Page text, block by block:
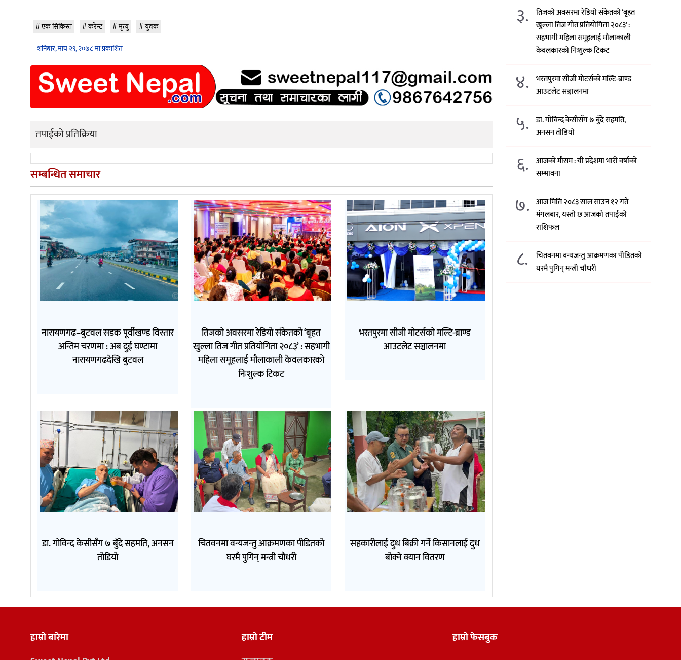
एक सिकिस्त करेन्ट मृत्यु
युवक
शनिबार, माघ २९, २०७८ मा प्रकाशित
तपाईको प्रतिक्रिया
सम्बन्धित समाचार
नारायणगढ–बुटवल सडक पूर्वीखण्ड विस्तार
अन्तिम चरणमा : अब दुई घण्टामा
नारायणगढदेखि बुटवल
तिजको अवसरमा रेडियो संकेतको ‘बृहत
खुल्ला तिज गीत प्रतियोगिता २०८३’ : सहभागी
महिला समूहलाई मौलाकाली केवलकारको
निःशुल्क टिकट
भरतपुरमा सीजी मोटर्सको मल्टि-ब्राण्ड
आउटलेट सञ्चालनमा
डा. गोविन्द केसीसँग ७ बुँदे सहमति, अनसन
तोडियो
चितवनमा वन्यजन्तु आक्रमणका पीडितको
घरमै पुगिन् मन्त्री चौधरी
सहकारीलाई दुध बिक्री गर्ने किसानलाई दुध
बोक्ने क्यान वितरण
३.
तिजको अवसरमा रेडियो संकेतको ‘बृहत
खुल्ला तिज गीत प्रतियोगिता २०८३’ :
सहभागी महिला समूहलाई मौलाकाली
केवलकारको निःशुल्क टिकट
४.
भरतपुरमा सीजी मोटर्सको मल्टि-ब्राण्ड
आउटलेट सञ्चालनमा
५.
डा. गोविन्द केसीसँग ७ बुँदे सहमति,
अनसन तोडियो
६.
आजको मौसम : यी प्रदेशमा भारी वर्षाको
सम्भावना
७. आज मिति २०८३ साल साउन १२ गते
मंगलबार, यस्तो छ आजको तपाईको
राशिफल
८.
चितवनमा वन्यजन्तु आक्रमणका पीडितको
घरमै पुगिन् मन्त्री चौधरी
हाम्रो बारेमा हाम्रो टीम हाम्रो फेसबुक